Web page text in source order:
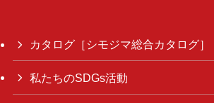
カタログ［シモジマ総合カタログ］
私たちのSDGs活動